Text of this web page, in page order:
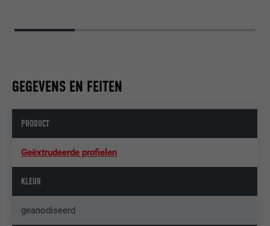
GEGEVENS EN FEITEN
PRODUCT
Geëxtrudeerde profielen
KLEUR
geanodiseerd